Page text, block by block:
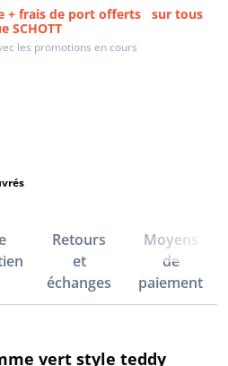
+ frais de port offerts sur tous
SCHOTT
les promotions en cours
Retours
et
échanges
Moyens
de
paiement
vert style teddy